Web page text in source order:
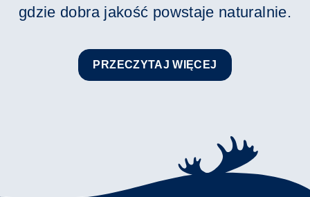
gdzie dobra jakość powstaje naturalnie.
PRZECZYTAJ WIĘCEJ